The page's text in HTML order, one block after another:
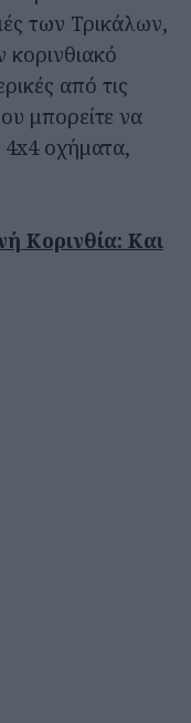
των Τρικάλων,
από τις
μπορείτε να
4x4 οχήματα,
Κορινθία: Και